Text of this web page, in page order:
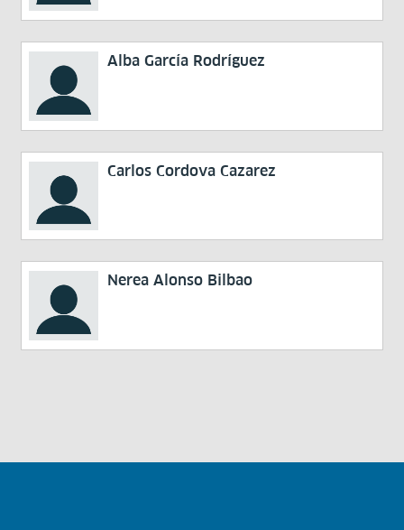
Alba García Rodríguez
Carlos Cordova Cazarez
Nerea Alonso Bilbao